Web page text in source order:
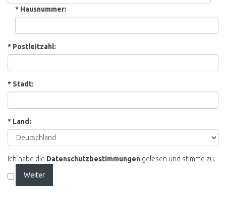
* Hausnummer:
* Postleitzahl:
* Stadt:
* Land:
Ich habe die Datenschutzbestimmungen gelesen und stimme zu.